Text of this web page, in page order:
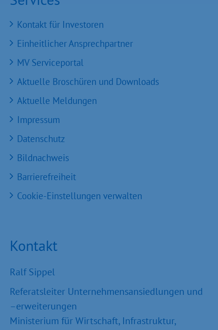
Kontakt für Investoren
Einheitlicher Ansprechpartner
MV Serviceportal
Aktuelle Broschüren und Downloads
Aktuelle Meldungen
Impressum
Datenschutz
Bildnachweis
Barrierefreiheit
Cookie-Einstellungen verwalten
Kontakt
Ralf Sippel
Referatsleiter Unternehmensansiedlungen und
–erweiterungen
Ministerium für Wirtschaft, Infrastruktur,